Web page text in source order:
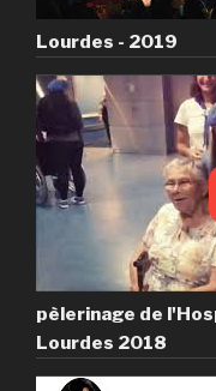
Lourdes - 2019
pèlerinage de
Lourdes 2018